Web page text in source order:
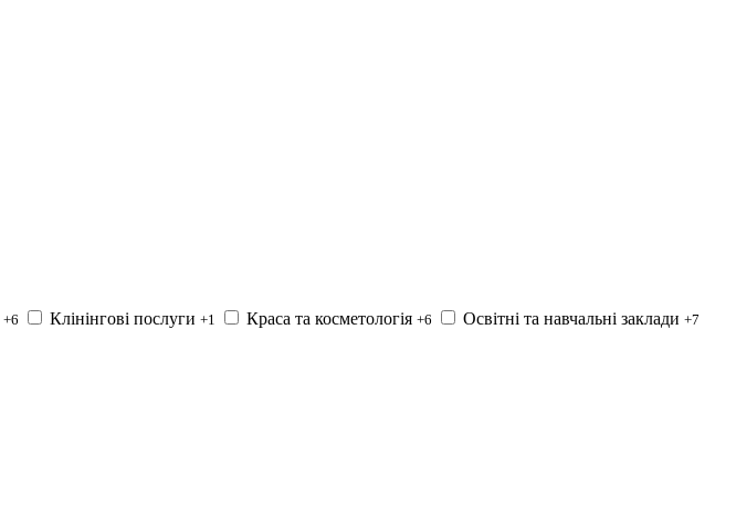
+6 Клінінгові послуги +1 Краса та косметологія +6 Освітні та навчальні заклади +7